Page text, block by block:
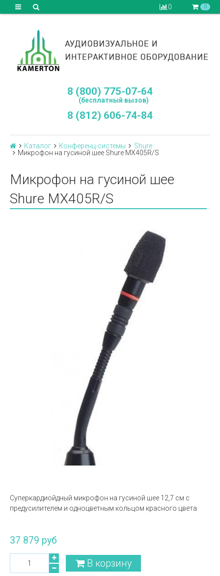
0 0
8 (800) 775-07-64
(бесплатный вызов)
8 (812) 606-74-84
Каталог Конференц-системы
Shure
Микрофон на гусиной шее Shure MX405R/S
Микрофон на гусиной шее
Shure MX405R/S
Суперкардиойдный микрофон на гусиной шее 12,7 см с
предусилителем и одноцветным кольцом красного цвета
37 879 руб
В корзину